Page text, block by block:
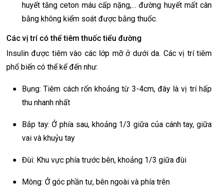
huyết tăng ceton máu cấp nặng,… đường huyết mất cân
bằng không kiểm soát được bằng thuốc.
Các vị trí có thể tiêm thuốc tiểu đường
Insulin được tiêm vào các lớp mỡ ở dưới da. Các vị trí tiêm
phổ biến có thể kể đến như:
Bụng: Tiêm cách rốn khoảng từ 3-4cm, đây là vị trí hấp
thu nhanh nhất
Bắp tay: Ở phía sau, khoảng 1/3 giữa của cánh tay, giữa
vai và khuỷu tay
Đùi: Khu vực phía trước bên, khoảng 1/3 giữa đùi
Mông: Ở góc phần tư, bên ngoài và phía trên